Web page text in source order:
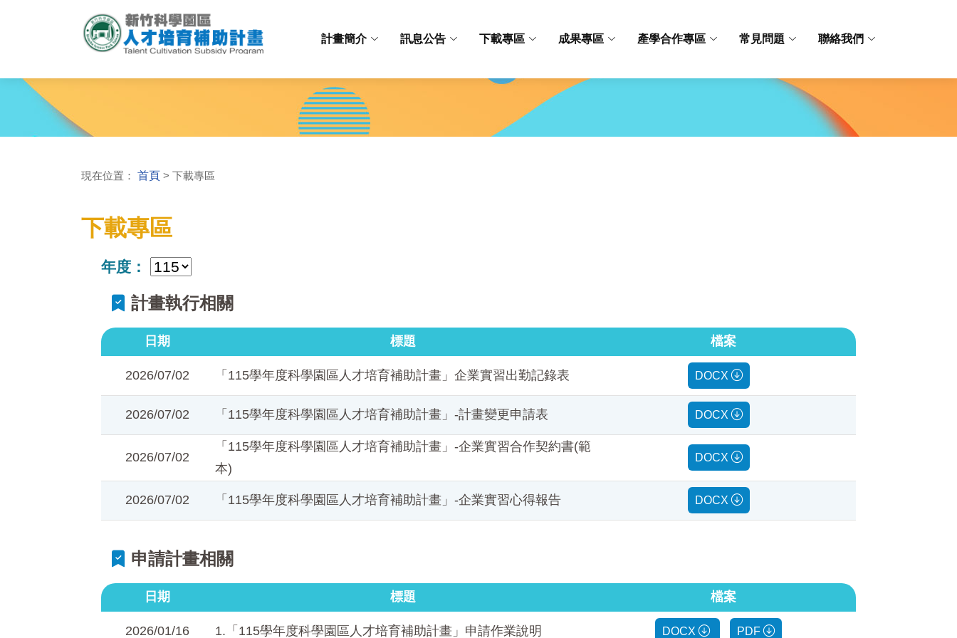
計畫簡介 訊息公告 下載專區 成果專區 產學合作專區 常見問題 聯絡我們
現在位置： 首頁 > 下載專區
下載專區
年度：
計畫執行相關
日期 標題 檔案
2026/07/02 「115學年度科學園區人才培育補助計畫」企業實習出勤記錄表 DOCX
2026/07/02 「115學年度科學園區人才培育補助計畫」-計畫變更申請表 DOCX
2026/07/02
「115學年度科學園區人才培育補助計畫」-企業實習合作契約書(範
本)
DOCX
2026/07/02 「115學年度科學園區人才培育補助計畫」-企業實習心得報告 DOCX
申請計畫相關
日期 標題 檔案
2026/01/16 1.「115學年度科學園區人才培育補助計畫」申請作業說明 DOCX PDF